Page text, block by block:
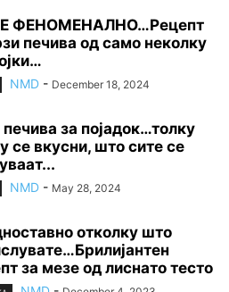
ФЕНОМЕНАЛНО…Рецепт
печива од само неколку
NMD - December 18, 2024
за појадок…толку
се вкусни, што сите се
NMD - May 28, 2024
отколку што
за мезе од лиснато тесто